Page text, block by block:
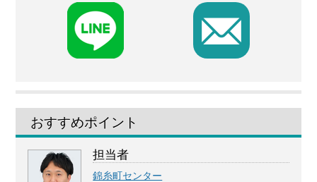
F
おすすめポイント
担当者
錦糸町センター